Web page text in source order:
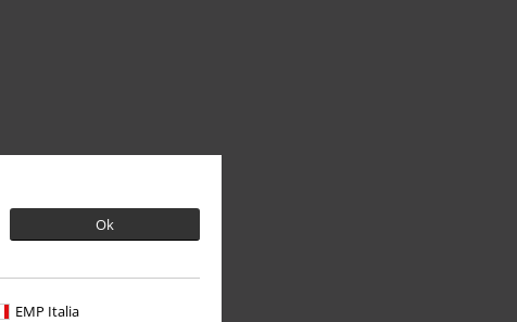
Ok
EMP Italia